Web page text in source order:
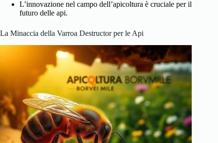
L’innovazione nel campo dell’apicoltura è cruciale per il
futuro delle api.
La Minaccia della Varroa Destructor per le Api